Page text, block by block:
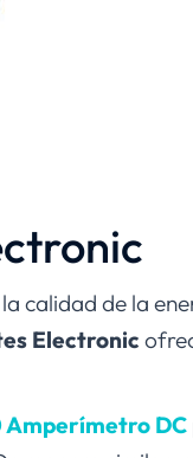
calidad de la
Electronic
Amperímetro DC